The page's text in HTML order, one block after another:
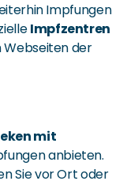
Impfungen
Impfzentren
Webseiten der
mit
anbieten.
Sie vor Ort oder